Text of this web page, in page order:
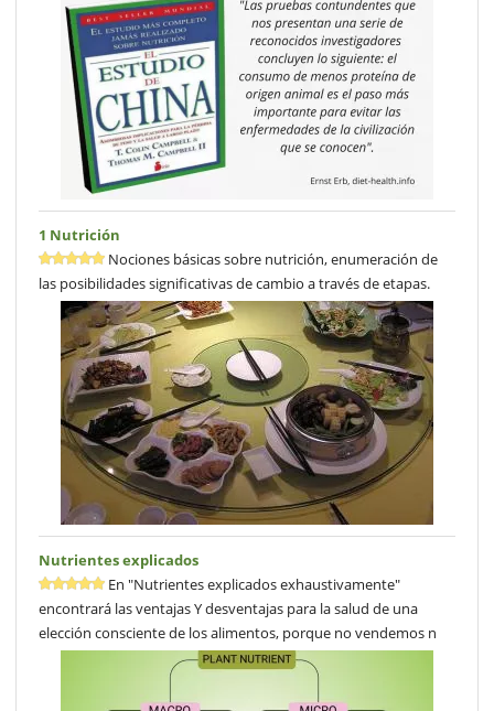
1 Nutrición
Nociones básicas sobre nutrición, enumeración de
las posibilidades significativas de cambio a través de etapas.
Nutrientes explicados
En "Nutrientes explicados exhaustivamente"
encontrará las ventajas Y desventajas para la salud de una
elección consciente de los alimentos, porque no vendemos n